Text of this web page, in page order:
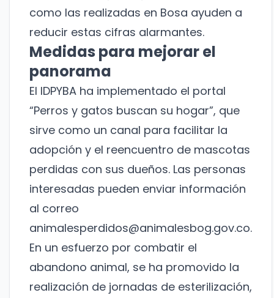
como las realizadas en Bosa ayuden a
reducir estas cifras alarmantes.
Medidas para mejorar el
panorama
El IDPYBA ha implementado el portal
“Perros y gatos buscan su hogar”, que
sirve como un canal para facilitar la
adopción y el reencuentro de mascotas
perdidas con sus dueños. Las personas
interesadas pueden enviar información
al correo
animalesperdidos@animalesbog.gov.co.
En un esfuerzo por combatir el
abandono animal, se ha promovido la
realización de jornadas de esterilización,